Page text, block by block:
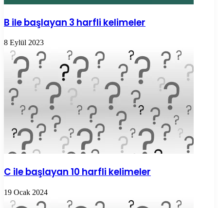
B ile başlayan 3 harfli kelimeler
8 Eylül 2023
C ile başlayan 10 harfli kelimeler
19 Ocak 2024